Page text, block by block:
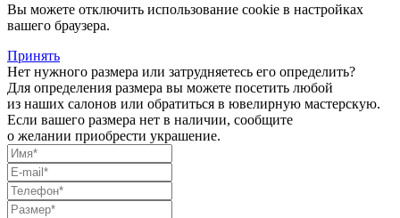
Вы можете отключить использование cookie в настройках
вашего браузера.
Принять
Нет нужного размера или затрудняетесь его определить?
Для определения размера вы можете посетить любой
из наших салонов или обратиться в ювелирную мастерскую.
Если вашего размера нет в наличии, сообщите
о желании приобрести украшение.